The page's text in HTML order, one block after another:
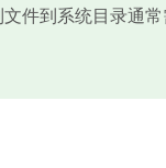
文件到系统目录通